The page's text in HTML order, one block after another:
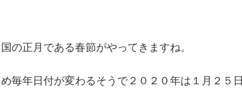
の正月である春節がやってきますね。
毎年日付が変わるそうで２０２０年は１月２５日